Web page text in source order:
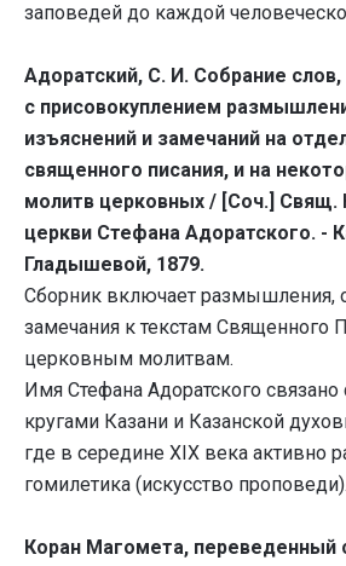
заповедей до каждой
Адоратский, С. И. Собрание слов,
с присовокуплением
изъяснений и замечаний на
священного писания, и на
молитв церковных / [Соч.] Свящ.
церкви Стефана Адоратского. -
Гладышевой, 1879.
Сборник включает размышления,
замечания к текстам Священного
церковным молитвам.
Имя Стефана Адоратского
кругами Казани и Казанской
где в середине XIX века активно
гомилетика (искусство проповеди).
Коран Магомета, переведенный